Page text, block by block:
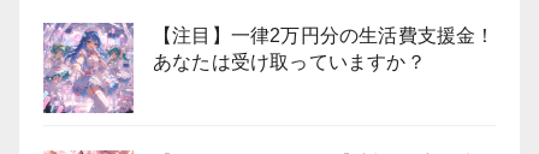
【注目】一律2万円分の生活費支援金！
あなたは受け取っていますか？